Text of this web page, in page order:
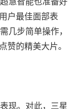
户最佳面部表
几步简单操作，
赞的精美大片。
现。对此，三星